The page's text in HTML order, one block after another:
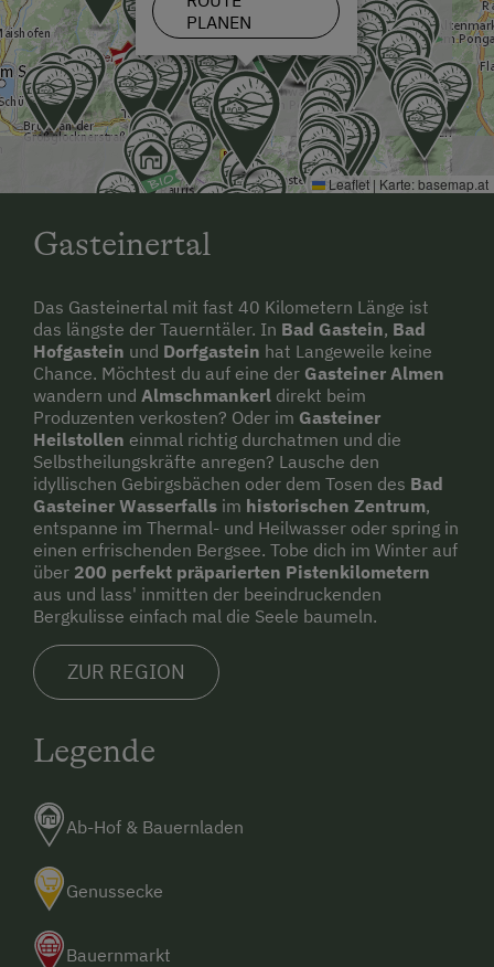
PLANEN
Leaflet | Karte:basemap.at
Gasteinertal
Das Gasteinertal mit fast 40 Kilometern Länge ist
das längste der Tauerntäler. In Bad Gastein, Bad
Hofgastein und Dorfgastein hat Langeweile keine
Chance. Möchtest du auf eine der Gasteiner Almen
wandern und Almschmankerl direkt beim
Produzenten verkosten? Oder im Gasteiner
Heilstollen einmal richtig durchatmen und die
Selbstheilungskräfte anregen? Lausche den
idyllischen Gebirgsbächen oder dem Tosen des Bad
Gasteiner Wasserfalls im historischen Zentrum,
entspanne im Thermal- und Heilwasser oder spring in
einen erfrischenden Bergsee. Tobe dich im Winter auf
über 200 perfekt präparierten Pistenkilometern
aus und lass' inmitten der beeindruckenden
Bergkulisse einfach mal die Seele baumeln.
ZUR REGION
Legende
Ab-Hof & Bauernladen
Genussecke
Bauernmarkt